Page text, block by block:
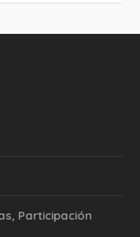
Participación